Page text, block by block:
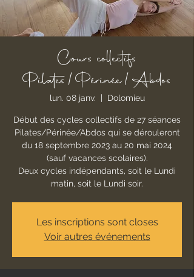
Cours collectifs
Pilates/Périnée/Abdos
lun. 08 janv.
  |
Dolomieu
Début des cycles collectifs de 27 séances
Pilates/Périnée/Abdos qui se dérouleront
du 18 septembre 2023 au 20 mai 2024
(sauf vacances scolaires).
Deux cycles indépendants, soit le Lundi
matin, soit le Lundi soir.
Les inscriptions sont closes
Voir autres événements